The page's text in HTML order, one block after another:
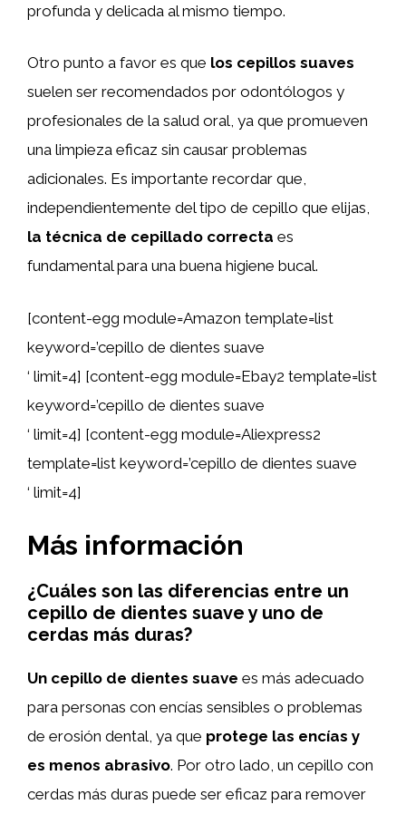
profunda y delicada al mismo tiempo.
Otro punto a favor es que los cepillos suaves
suelen ser recomendados por odontólogos y
profesionales de la salud oral, ya que promueven
una limpieza eficaz sin causar problemas
adicionales. Es importante recordar que,
independientemente del tipo de cepillo que elijas,
la técnica de cepillado correcta es
fundamental para una buena higiene bucal.
[content-egg module=Amazon template=list
keyword=’cepillo de dientes suave
‘ limit=4] [content-egg module=Ebay2 template=list
keyword=’cepillo de dientes suave
‘ limit=4] [content-egg module=Aliexpress2
template=list keyword=’cepillo de dientes suave
‘ limit=4]
Más información
¿Cuáles son las diferencias entre un
cepillo de dientes suave y uno de
cerdas más duras?
Un cepillo de dientes suave es más adecuado
para personas con encías sensibles o problemas
de erosión dental, ya que protege las encías y
es menos abrasivo. Por otro lado, un cepillo con
cerdas más duras puede ser eficaz para remover